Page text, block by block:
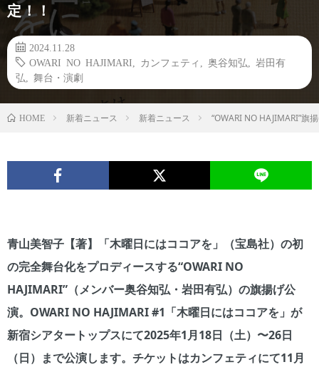
定！！
2024.11.28
OWARI NO HAJIMARI
カンフェティ 奥谷知弘
岩田有
弘
舞台・演劇
HOME 新着ニュース 新着ニュース “OWARI NO HAJIMARI”
青山美智子【著】「木曜日にはココアを」（宝島社）の初
の完全舞台化をプロディースする“OWARI NO
HAJIMARI”（メンバー奥谷知弘・岩田有弘）の旗揚げ公
演。OWARI NO HAJIMARI #1「木曜日にはココアを」が
新宿シアタートップスにて2025年1月18日（土）〜26日
（日）まで公演します。チケットはカンフェティにて11月